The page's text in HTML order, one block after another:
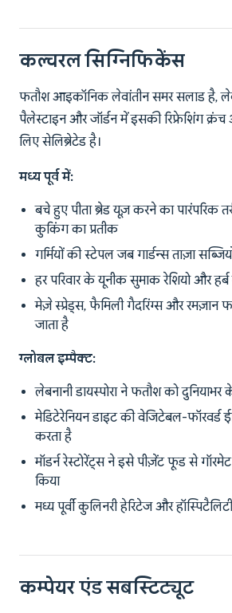
कल्चरल सिग्निफिकेंस
फतौश आइकॉनिक लेवांतीन समर सलाड है,
पैलेस्टाइन और जॉर्डन में इसकी रिफ्रेशिंग
लिए सेलिब्रेटेड है।
मध्य पूर्व में:
बचे हुए पीता ब्रेड यूज़ करने का पारंपरिक
कुकिंग का प्रतीक
गर्मियों की स्टेपल जब गार्डन्स ताज़ा
हर परिवार के यूनीक सुमाक रेशियो और
मेज़े स्प्रेड्स, फैमिली गैदरिंग्स और रमज़ान
जाता है
ग्लोबल इम्पैक्ट:
लेबनानी डायस्पोरा ने फतौश को
मेडिटेरेनियन डाइट की वेजिटेबल-फॉरवर्ड
करता है
मॉडर्न रेस्टोरेंट्स ने इसे पीज़ेंट फूड से
किया
मध्य पूर्वी कुलिनरी हेरिटेज और
कम्पेयर एंड सबस्टिट्यूट